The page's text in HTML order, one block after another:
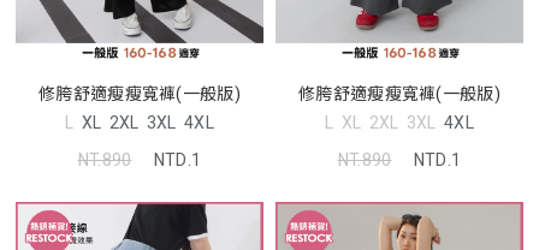
修胯舒適瘦瘦寬褲(一般版)
L XL 2XL 3XL 4XL
NT.890
NTD.1
修胯舒適瘦瘦寬褲(一般版)
L XL 2XL 3XL 4XL
NT.890
NTD.1